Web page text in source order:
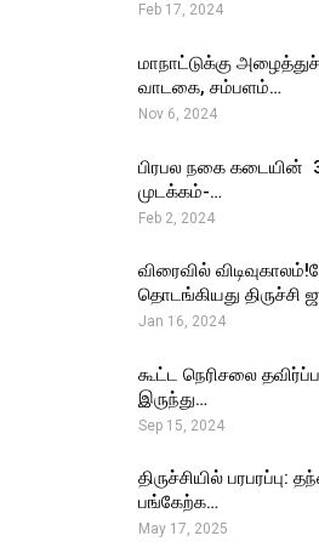
Feb 17, 2024
மாநாட்டுக்கு
வாடகை, சம்பளம்…
Nov 6, 2024
பிரபல நகை கடையின்
முடக்கம்-…
Feb 2, 2024
விரைவில்
தொடங்கியது திருச்சி
Jan 16, 2024
கூட்ட நெரிசலை
இருந்து…
Sep 15, 2024
திருச்சியில் பரபரப்பு:
பங்கேற்க…
May 17, 2025